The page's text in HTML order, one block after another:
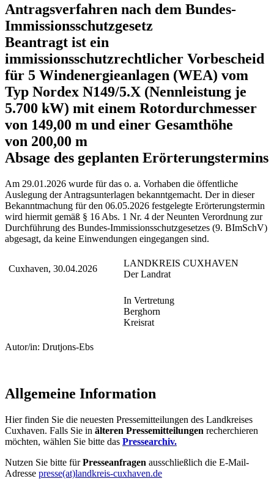
Antragsverfahren nach dem Bundes-
Immissionsschutzgesetz
Beantragt ist ein
immissionsschutzrechtlicher Vorbescheid
für 5 Windenergieanlagen (WEA) vom
Typ Nordex N149/5.X (Nennleistung je
5.700 kW) mit einem Rotordurchmesser
von 149,00 m und einer Gesamthöhe
von 200,00 m
Absage des geplanten Erörterungstermins
Am 29.01.2026 wurde für das o. a. Vorhaben die öffentliche
Auslegung der Antragsunterlagen bekanntgemacht. Der in dieser
Bekanntmachung für den 06.05.2026 festgelegte Erörterungstermin
wird hiermit gemäß § 16 Abs. 1 Nr. 4 der Neunten Verordnung zur
Durchführung des Bundes-Immissionsschutzgesetzes (9. BImSchV)
abgesagt, da keine Einwendungen eingegangen sind.
Cuxhaven, 30.04.2026
LANDKREIS CUXHAVEN
Der Landrat
In Vertretung
Berghorn
Kreisrat
Autor/in: Drutjons-Ebs
Allgemeine Information
Hier finden Sie die neuesten Pressemitteilungen des Landkreises
Cuxhaven. Falls Sie in älteren Pressemitteilungen recherchieren
möchten, wählen Sie bitte das Pressearchiv.
Nutzen Sie bitte fürPresseanfragen ausschließlich die E-Mail-
Adresse presse(at)landkreis-cuxhaven.de